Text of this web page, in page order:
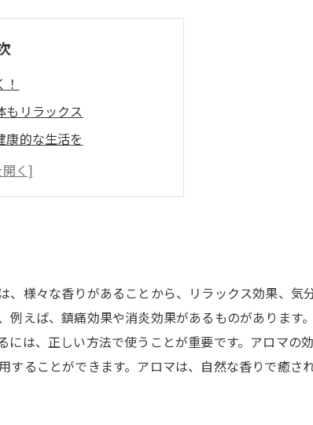
もリラックス
康的な生活を
をマスターしよう
高い睡眠を手に入れよう
様々な香りがあることから、リラックス効果、気
えば、鎮痛効果や消炎効果があるものがあります
は、正しい方法で使うことが重要です。アロマの
ることができます。アロマは、自然な香りで癒さ